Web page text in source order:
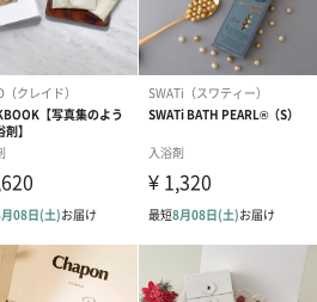
コットン巾着 【誕生
日】（スモーキーピン
ク）M（550円）